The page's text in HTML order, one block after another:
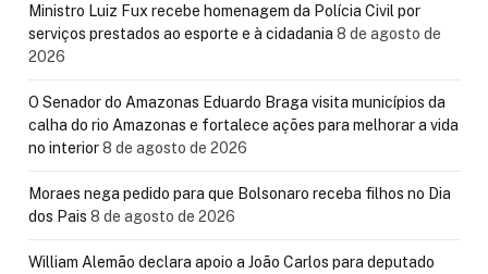
Ministro Luiz Fux recebe homenagem da Polícia Civil por
serviços prestados ao esporte e à cidadania 8 de agosto de
2026
O Senador do Amazonas Eduardo Braga visita municípios da
calha do rio Amazonas e fortalece ações para melhorar a vida
no interior8 de agosto de 2026
Moraes nega pedido para que Bolsonaro receba filhos no Dia
dos Pais 8 de agosto de 2026
William Alemão declara apoio a João Carlos para deputado